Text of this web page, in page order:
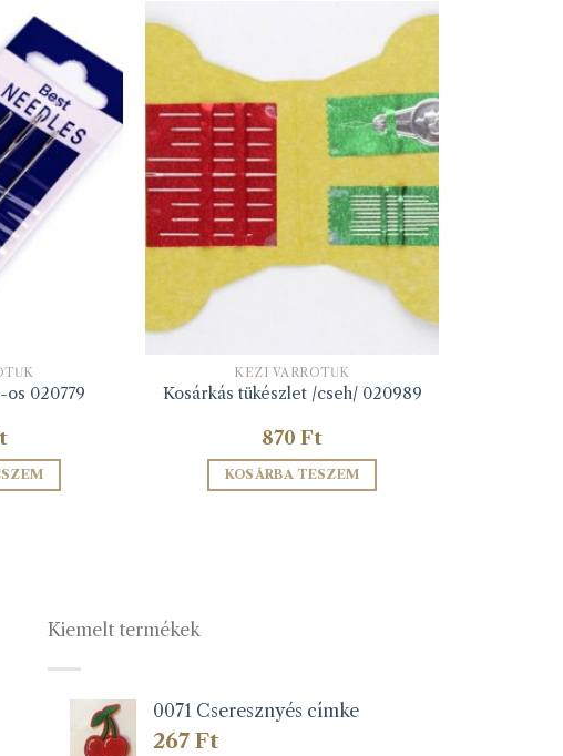
020779
KÉZI VARRÓTŰK
Kosárkás tükészlet /cseh/ 020989
870 Ft
KOSÁRBA TESZEM
Kiemelt termékek
0071 Cseresznyés címke
267Ft